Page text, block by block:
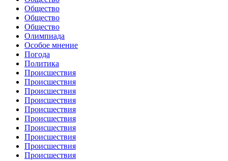
Общество
Общество
Общество
Олимпиада
Особое мнение
Погода
Политика
Происшествия
Происшествия
Происшествия
Происшествия
Происшествия
Происшествия
Происшествия
Происшествия
Происшествия
Происшествия